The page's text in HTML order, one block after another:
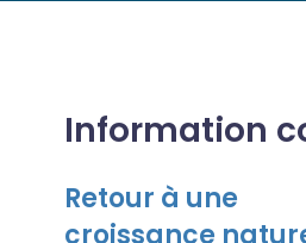
Information
Retour à une